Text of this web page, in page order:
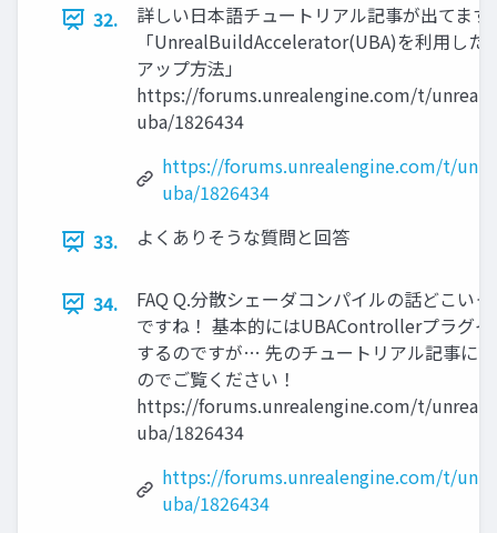
32.
詳しい日本語チュートリアル記事が出てます
「UnrealBuildAccelerator(UBA)を利用した
アップ方法」
https://forums.unrealengine.com/t/
uba/1826434
https://forums.unrealengine.com/t/
uba/1826434
33.
よくありそうな質問と回答
34.
FAQ Q.分散シェーダコンパイルの話どこ
ですね！ 基本的にはUBAControllerプラグ
するのですが… 先のチュートリアル記事に
のでご覧ください！
https://forums.unrealengine.com/t/
uba/1826434
https://forums.unrealengine.com/t/
uba/1826434